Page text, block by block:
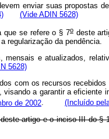
enviar suas propostas
(Vide ADIN 5628)
que se refere o § 7odeste
a regularização da
e atualizados,
5628)
com os recursos
a garantir a
de 2002. (Incluído
artigo e o inciso III do §